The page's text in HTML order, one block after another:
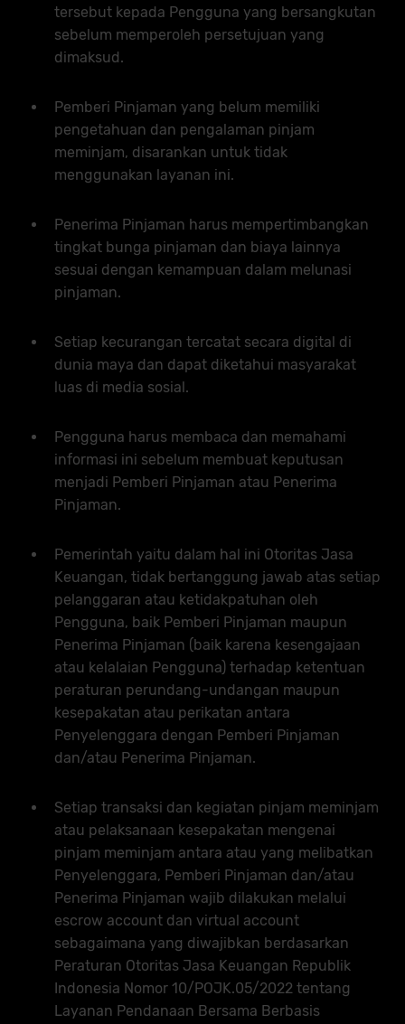
tersebut kepada Pengguna yang bersangkutan
sebelum memperoleh persetujuan yang
dimaksud.
Pemberi Pinjaman yang belum memiliki
pengetahuan dan pengalaman pinjam
meminjam, disarankan untuk tidak
menggunakan layanan ini.
Penerima Pinjaman harus mempertimbangkan
tingkat bunga pinjaman dan biaya lainnya
sesuai dengan kemampuan dalam melunasi
pinjaman.
Setiap kecurangan tercatat secara digital di
dunia maya dan dapat diketahui masyarakat
luas di media sosial.
Pengguna harus membaca dan memahami
informasi ini sebelum membuat keputusan
menjadi Pemberi Pinjaman atau Penerima
Pinjaman.
Pemerintah yaitu dalam hal ini Otoritas Jasa
Keuangan, tidak bertanggung jawab atas setiap
pelanggaran atau ketidakpatuhan oleh
Pengguna, baik Pemberi Pinjaman maupun
Penerima Pinjaman (baik karena kesengajaan
atau kelalaian Pengguna) terhadap ketentuan
peraturan perundang-undangan maupun
kesepakatan atau perikatan antara
Penyelenggara dengan Pemberi Pinjaman
dan/atau Penerima Pinjaman.
Setiap transaksi dan kegiatan pinjam meminjam
atau pelaksanaan kesepakatan mengenai
pinjam meminjam antara atau yang melibatkan
Penyelenggara, Pemberi Pinjaman dan/atau
Penerima Pinjaman wajib dilakukan melalui
escrow account dan virtual account
sebagaimana yang diwajibkan berdasarkan
Peraturan Otoritas Jasa Keuangan Republik
Indonesia Nomor 10/POJK.05/2022 tentang
Layanan Pendanaan Bersama Berbasis